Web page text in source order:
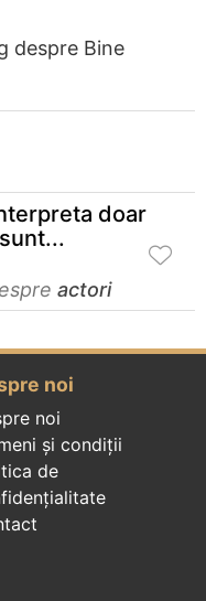
despre Bine
doar
actori
noi
noi
și condiții
de